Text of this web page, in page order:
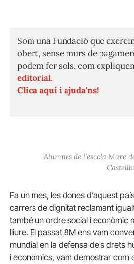
Som una Fundació que
obert, sense murs de
podem fer sols, com
editorial.
Clica aquí i ajuda'ns!
Alumnes de l’escola Mare
Fa un mes, les dones d’aquest
carrers de dignitat reclamant
també un ordre social i econòmic
lliure. El passat 8M ens vam
mundial en la defensa dels drets
i econòmics, vam demostrar com